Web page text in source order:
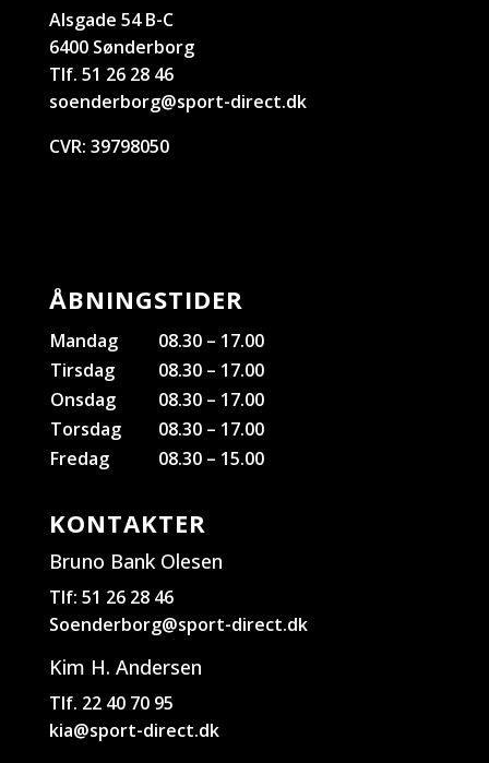
Alsgade 54 B-C
6400 Sønderborg
Tlf. 51 26 28 46
soenderborg@sport-direct.dk
CVR: 39798050
ÅBNINGSTIDER
Mandag
08.30 – 17.00
Tirsdag
08.30 – 17.00
Onsdag
08.30 – 17.00
Torsdag
08.30 – 17.00
Fredag
08.30 – 15.00
KONTAKTER
Bruno Bank Olesen
Tlf: 51 26 28 46
Soenderborg@sport-direct.dk
Kim H. Andersen
Tlf. 22 40 70 95
kia@sport-direct.dk